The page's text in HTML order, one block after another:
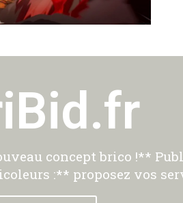
concept brico !**
:** proposez vos